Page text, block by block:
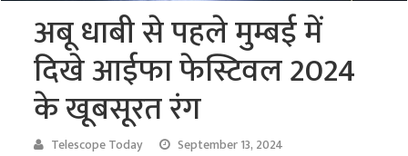
अबू धाबी से पहले मुम्बई में
दिखे आईफा फेस्टिवल 2024
के खूबसूरत रंग
Telescope Today September 13, 2024